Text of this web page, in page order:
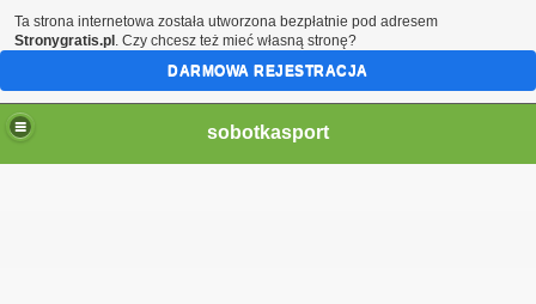
sobotkasport
Ta strona internetowa została utworzona bezpłatnie pod adresem
Stronygratis.pl . Czy chcesz też mieć własną stronę?
DARMOWA REJESTRACJA